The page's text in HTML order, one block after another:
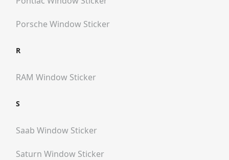
Porsche Window Sticker
R
RAM Window Sticker
S
Saab Window Sticker
Saturn Window Sticker